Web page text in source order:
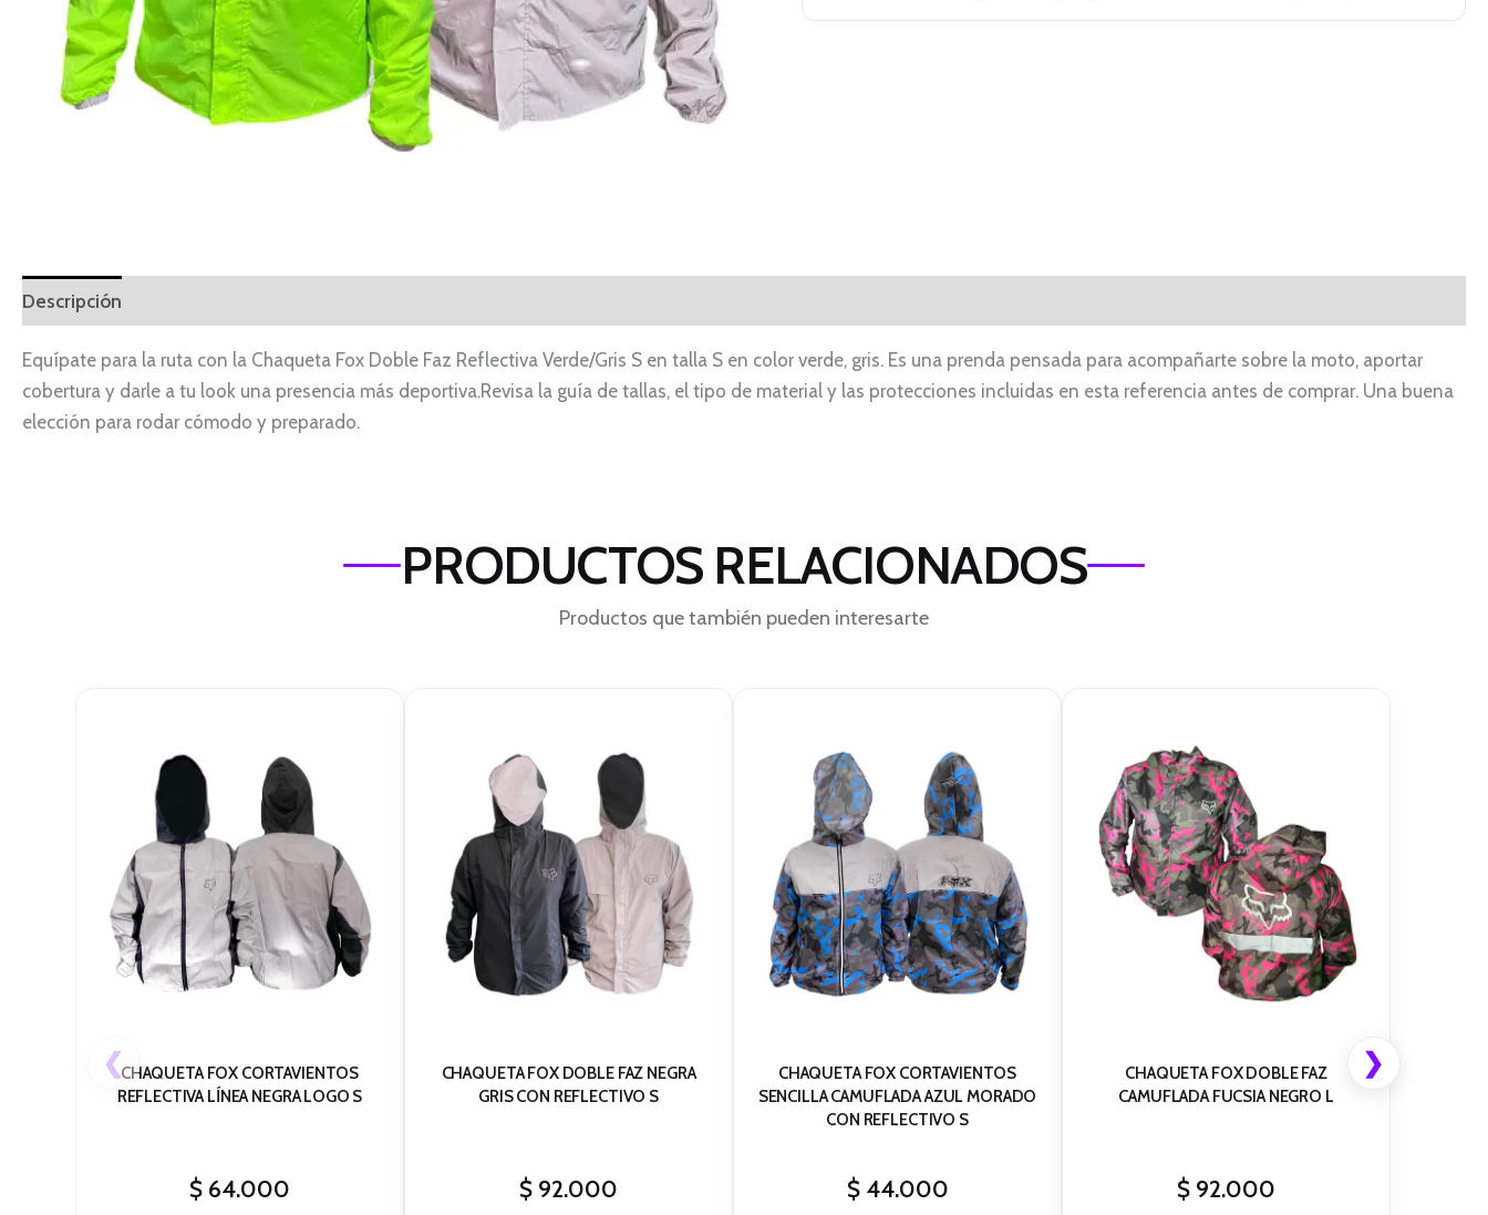
Descripción
Equípate para la ruta con la Chaqueta Fox Doble Faz Reflectiva Verde/Gris S en talla S en color verde, gris. Es una prenda pensada para acompañarte sobre la moto, aportar
cobertura y darle a tu look una presencia más deportiva.Revisa la guía de tallas, el tipo de material y las protecciones incluidas en esta referencia antes de comprar. Una buena
elección para rodar cómodo y preparado.
PRODUCTOS RELACIONADOS
Productos que también pueden interesarte
CHAQUETA FOX CORTAVIENTOS
REFLECTIVA LÍNEA NEGRA LOGO S
$ 64.000
CHAQUETA FOX DOBLE FAZ NEGRA
GRIS CON REFLECTIVO S
$ 92.000
CHAQUETA FOX CORTAVIENTOS
SENCILLA CAMUFLADA AZUL MORADO
CON REFLECTIVO S
$44.000
CHAQUETA FOX DOBLE FAZ
CAMUFLADA FUCSIA NEGRO L
$ 92.000
❮ ❯